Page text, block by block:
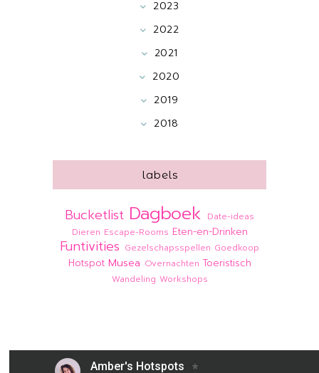
2023
2022
2021
2020
2019
2018
labels
Bucketlist Dagboek Date-ideas
Dieren Escape-Rooms Eten-en-Drinken
Funtivities Gezelschapsspellen Goedkoop
Hotspot Musea Overnachten Toeristisch
Wandeling Workshops